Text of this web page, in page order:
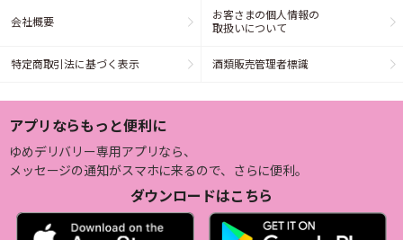
会社概要
お客さまの個人情報の
取扱いについて
特定商取引法に基づく表示 酒類販売管理者標識
アプリならもっと便利に
ゆめデリバリー専用アプリなら、
メッセージの通知がスマホに来るので、さらに便利。
ダウンロードはこちら